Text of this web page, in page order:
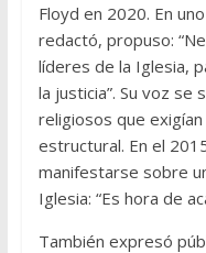
Floyd en 2020. En
redactó, propuso:
líderes de la Iglesia,
la justicia”. Su voz se
religiosos que
estructural. En el
manifestarse sobre
Iglesia: “Es hora de
También expresó